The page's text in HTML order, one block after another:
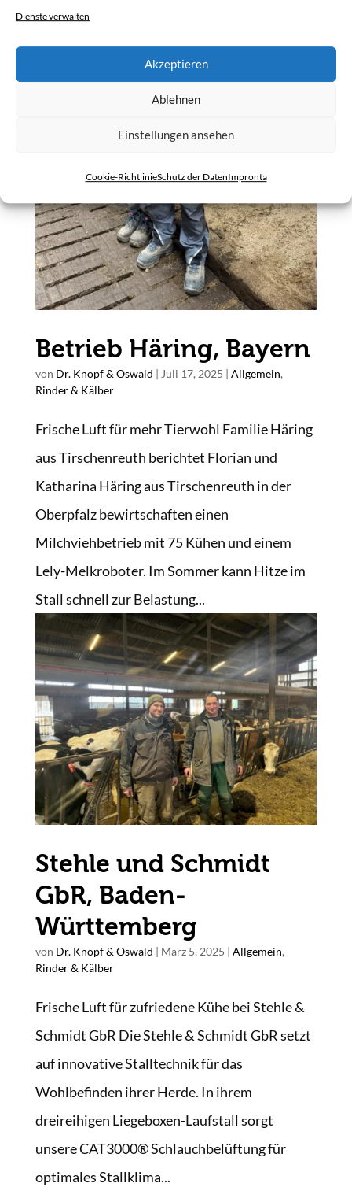
Dienste verwalten
Akzeptieren
Ablehnen
Einstellungen ansehen
Cookie-RichtlinieSchutz der DatenImpronta
Betrieb Häring, Bayern
von Dr. Knopf & Oswald | Juli 17, 2025 | Allgemein,
Rinder & Kälber
Frische Luft für mehr Tierwohl Familie Häring
aus Tirschenreuth berichtet Florian und
Katharina Häring aus Tirschenreuth in der
Oberpfalz bewirtschaften einen
Milchviehbetrieb mit 75 Kühen und einem
Lely-Melkroboter. Im Sommer kann Hitze im
Stall schnell zur Belastung...
Stehle und Schmidt
GbR, Baden-
Württemberg
von Dr. Knopf & Oswald | März 5, 2025 | Allgemein,
Rinder & Kälber
Frische Luft für zufriedene Kühe bei Stehle &
Schmidt GbR Die Stehle & Schmidt GbR setzt
auf innovative Stalltechnik für das
Wohlbefinden ihrer Herde. In ihrem
dreireihigen Liegeboxen-Laufstall sorgt
unsere CAT3000® Schlauchbelüftung für
optimales Stallklima...